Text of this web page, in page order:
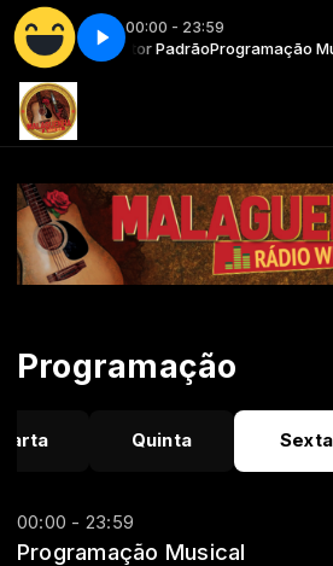
00:00 - 23:59
com Locutor PadrãoProgramação
- Spot 1 Campanha pela
Programação
Quinta Sexta
00:00 - 23:59
Programação Musical